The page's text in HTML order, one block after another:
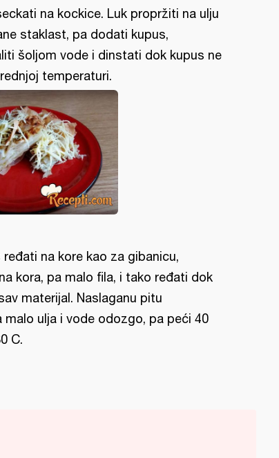
na kockice. Luk propržiti na ulju
staklast, pa dodati kupus,
šoljom vode i dinstati dok kupus ne
temperaturi.
na kore kao za gibanicu,
kora, pa malo fila, i tako ređati dok
materijal. Naslaganu pitu
malo ulja i vode odozgo, pa peći 40
C.